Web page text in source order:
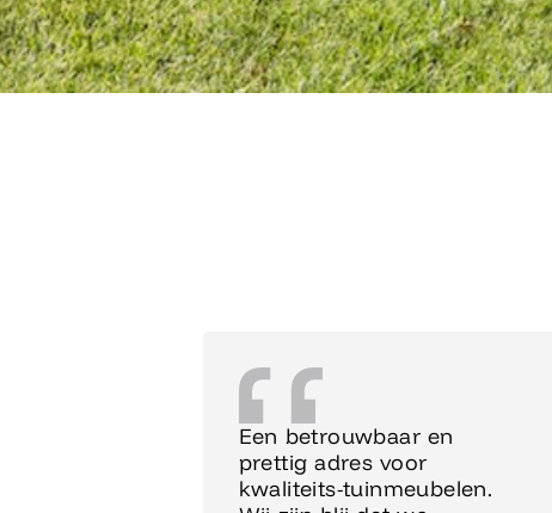
Een betrouwbaar en
prettig adres voor
kwaliteits-tuinmeubelen.